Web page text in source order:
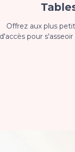
Offrez aux plus
d'accès pour